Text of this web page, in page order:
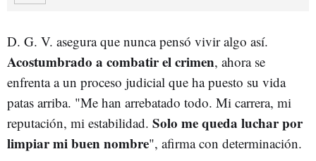
D. G. V. asegura que nunca pensó vivir algo así.
Acostumbrado a combatir el crimen, ahora se
enfrenta a un proceso judicial que ha puesto su vida
patas arriba. "Me han arrebatado todo. Mi carrera, mi
reputación, mi estabilidad. Solo me queda luchar por
limpiar mi buen nombre", afirma con determinación.